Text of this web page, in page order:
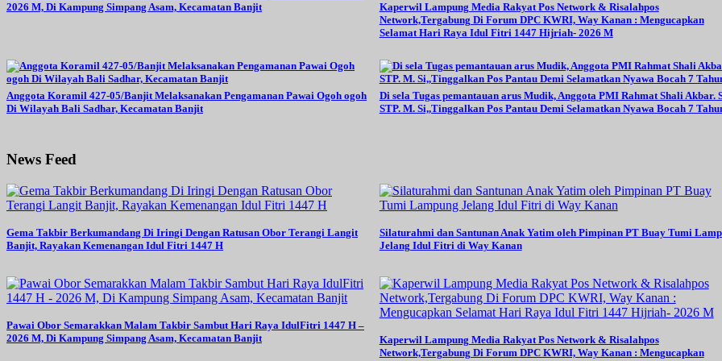
2026 M, Di Kampung Simpang Asam, Kecamatan Banjit
Kaperwil Lampung Media Rakyat Pos Network & Risalahpos
Network,Tergabung Di Forum DPC KWRI, Way Kanan : Mengucapkan
Selamat Hari Raya Idul Fitri 1447 Hijriah- 2026 M
Anggota Koramil 427-05/Banjit Melaksanakan Pengamanan Pawai Ogoh ogoh
Di Wilayah Bali Sadhar, Kecamatan Banjit
Di sela Tugas pemantauan arus Mudik, Anggota PMI Rahmat Shali Akbar.
STP. M. Si,,Tinggalkan Pos Pantau Demi Selamatkan Nyawa Bocah 7
News Feed
Gema Takbir Berkumandang Di Iringi Dengan Ratusan Obor Terangi Langit
Banjit, Rayakan Kemenangan Idul Fitri 1447 H
Silaturahmi dan Santunan Anak Yatim oleh Pimpinan PT Buay Tumi
Jelang Idul Fitri di Way Kanan
Pawai Obor Semarakkan Malam Takbir Sambut Hari Raya IdulFitri 1447 H –
2026 M, Di Kampung Simpang Asam, Kecamatan Banjit
Kaperwil Lampung Media Rakyat Pos Network & Risalahpos
Network,Tergabung Di Forum DPC KWRI, Way Kanan : Mengucapkan